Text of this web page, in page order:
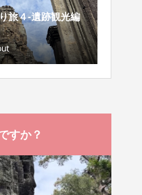
旅４-遺跡観光編
すか？